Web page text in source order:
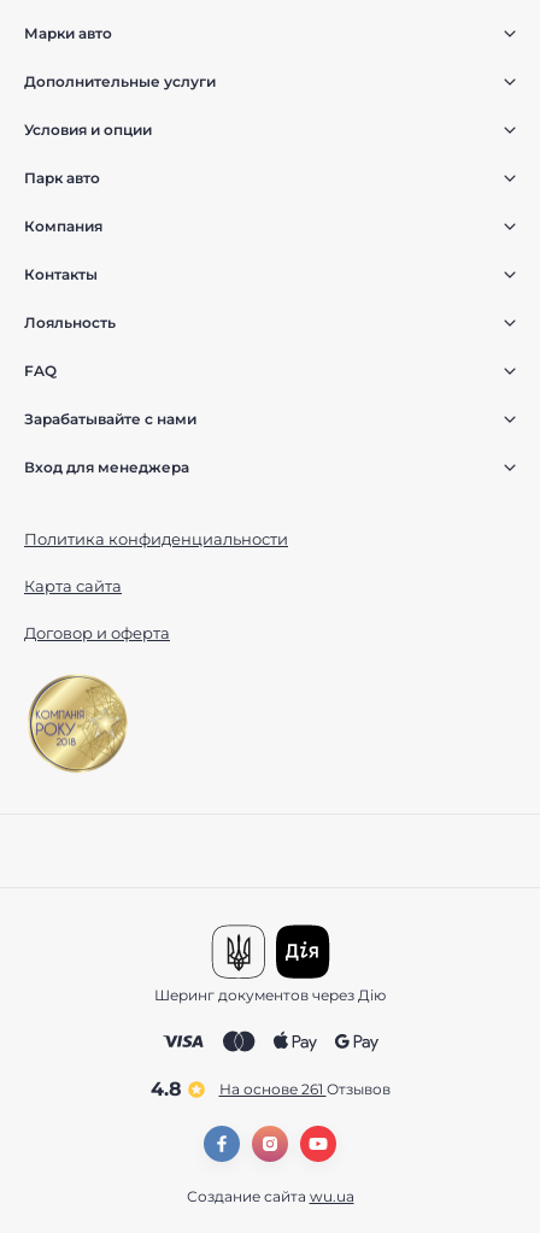
Марки авто
Дополнительные услуги
Условия и опции
Парк авто
Компания
Контакты
Лояльность
FAQ
Зарабатывайте с нами
Вход для менеджера
Политика конфиденциальности
Карта сайта
Договор и оферта
Шеринг документов через Дію
4.8 На основе 261 отзывов
Создание сайта wu.ua